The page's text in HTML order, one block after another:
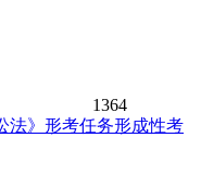
1364